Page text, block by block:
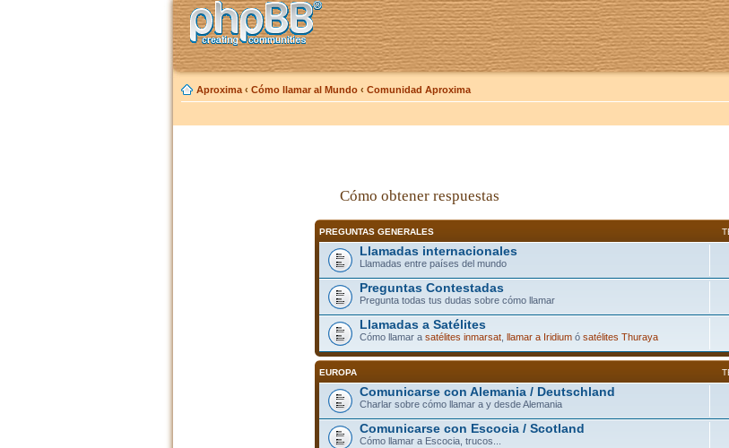
Aproxima ‹ Cómo llamar al Mundo ‹ Comunidad Aproxima
Cómo obtener respuestas
PREGUNTAS GENERALES
Llamadas internacionales
Llamadas entre países del mundo
Preguntas Contestadas
Pregunta todas tus dudas sobre cómo llamar
Llamadas a Satélites
Cómo llamar a satélites inmarsat, llamar a Iridiumó satélites Thuraya
EUROPA
Comunicarse con Alemania / Deutschland
Charlar sobre cómo llamar a y desde Alemania
Comunicarse con Escocia / Scotland
Cómo llamar a Escocia, trucos...